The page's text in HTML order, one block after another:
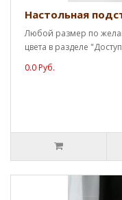
Настольная
Любой размер по
цвета в разделе
0.0 Руб.